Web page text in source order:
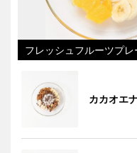
フレッシュフルーツプ
カカオエ